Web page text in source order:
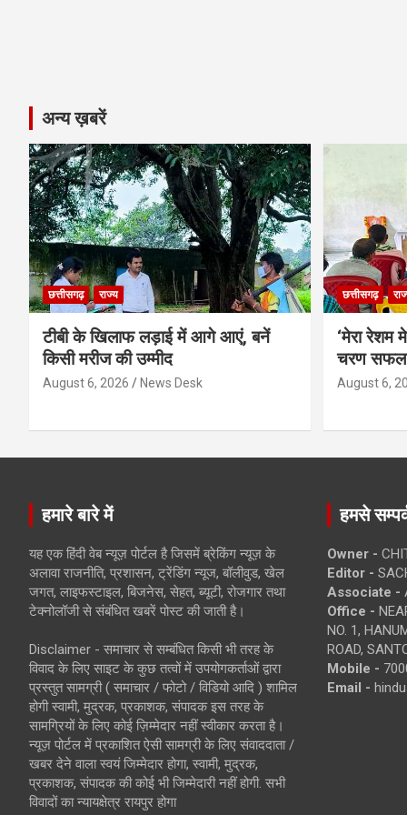
अन्य ख़बरें
छत्तीसगढ़ राज्य
टीबी के खिलाफ लड़ाई में आगे आएं, बनें
किसी मरीज की उम्मीद
August 6, 2026 News Desk
छत्तीसगढ़
‘मेरा रेशम
चरण सफल
August 6,
हमारे बारे में
यह एक हिंदी वेब न्यूज़ पोर्टल है जिसमें ब्रेकिंग न्यूज़ के
अलावा राजनीति, प्रशासन, ट्रेंडिंग न्यूज, बॉलीवुड, खेल
जगत, लाइफस्टाइल, बिजनेस, सेहत, ब्यूटी, रोजगार तथा
टेक्नोलॉजी से संबंधित खबरें पोस्ट की जाती है।
Disclaimer - समाचार से सम्बंधित किसी भी तरह के
विवाद के लिए साइट के कुछ तत्वों में उपयोगकर्ताओं द्वारा
प्रस्तुत सामग्री ( समाचार / फोटो / विडियो आदि ) शामिल
होगी स्वामी, मुद्रक, प्रकाशक, संपादक इस तरह के
सामग्रियों के लिए कोई ज़िम्मेदार नहीं स्वीकार करता है।
न्यूज़ पोर्टल में प्रकाशित ऐसी सामग्री के लिए संवाददाता /
खबर देने वाला स्वयं जिम्मेदार होगा, स्वामी, मुद्रक,
प्रकाशक, संपादक की कोई भी जिम्मेदारी नहीं होगी. सभी
विवादों का न्यायक्षेत्र रायपुर होगा
हमसे
Owner -
Editor -
Associate -
Office -
NO. 1,
ROAD,
Mobile -
Email -